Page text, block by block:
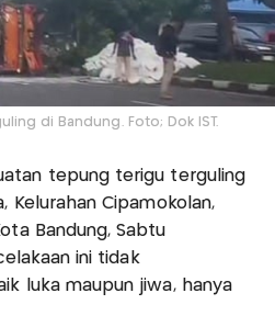
di Bandung. Foto; Dok IST.
tepung terigu terguling
Kelurahan Cipamokolan,
Bandung, Sabtu
ini tidak
luka maupun jiwa, hanya